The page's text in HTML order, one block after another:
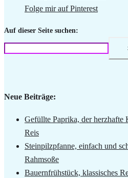
Folge mir auf Pinterest
Auf dieser Seite suchen:
Neue Beiträge:
Gefüllte Paprika, der
Reis
Steinpilzpfanne, einfach und
Rahmsoße
Bauernfrühstück, klassisches